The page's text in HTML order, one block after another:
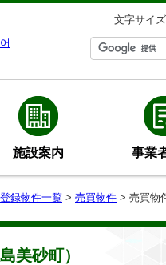
文字サイズ
施設案内 事業
録物件一覧 > 売買物件 > 売買物
美砂町）